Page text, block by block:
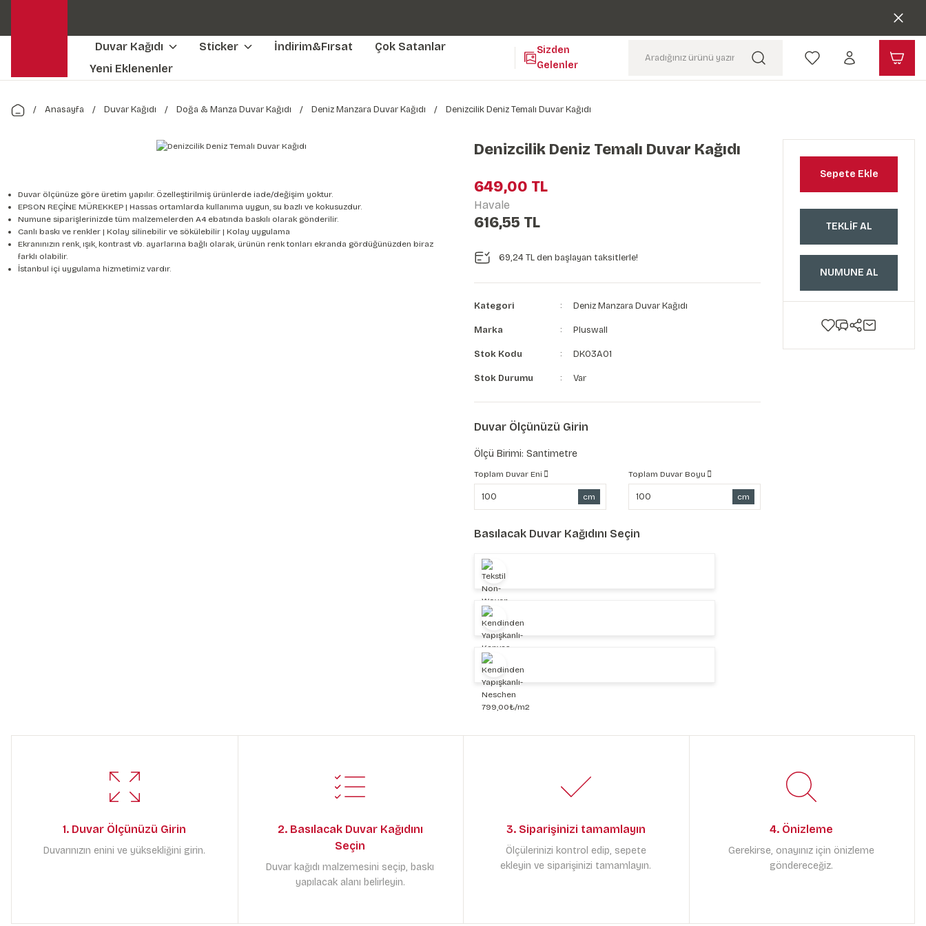
Kendinden Yapışkanlı Kolay Uygulanan Duvar Kağıtları😇
Duvar Kağıdı Sticker İndirim&Fırsat
Çok Satanlar
Yeni Eklenenler
Sizden
Gelenler
Anasayfa Duvar Kağıdı Doğa & Manza Duvar Kağıdı Deniz Manzara Duvar Kağıdı Denizcilik Deniz Temalı Duvar Kağıdı
Duvar ölçünüze göre üretim yapılır. Özelleştirilmiş ürünlerde iade/değişim yoktur.
EPSON REÇİNE MÜREKKEP | Hassas ortamlarda kullanıma uygun, su bazlı ve kokusuzdur.
Numune siparişlerinizde tüm malzemelerden A4 ebatında baskılı olarak gönderilir.
Canlı baskı ve renkler | Kolay silinebilir ve sökülebilir | Kolay uygulama
Ekranınızın renk, ışık, kontrast vb. ayarlarına bağlı olarak, ürünün renk tonları ekranda gördüğünüzden biraz
farklı olabilir.
İstanbul içi uygulama hizmetimiz vardır.
Denizcilik Deniz Temalı Duvar Kağıdı
649,00 TL
Havale
616,55 TL
69,24 TL den başlayan taksitlerle!
Kategori Deniz Manzara Duvar Kağıdı
Marka Pluswall
Stok Kodu DK03A01
Stok Durumu Var
Duvar Ölçünüzü Girin
Ölçü Birimi: Santimetre
Toplam Duvar Eni
cm
Toplam Duvar Boyu
cm
Basılacak Duvar Kağıdını Seçin
Sepete Ekle
TEKLİF AL
NUMUNE AL
1. Duvar Ölçünüzü Girin
Duvarınızın enini ve yüksekliğini girin.
2. Basılacak Duvar Kağıdını
Seçin
Duvar kağıdı malzemesini seçip, baskı
yapılacak alanı belirleyin.
3. Siparişinizi tamamlayın
Ölçülerinizi kontrol edip, sepete
ekleyin ve siparişinizi tamamlayın.
4. Önizleme
Gerekirse, onayınız için önizleme
göndereceğiz.